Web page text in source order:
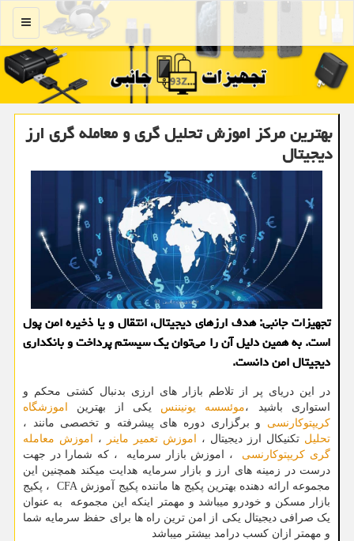
منو
بهترین مرکز اموزش تحلیل گری و معامله گری ارز
دیجیتال
تجهیزات جانبی: هدف ارزهای دیجیتال، انتقال و یا ذخیره امن پول
است. به همین دلیل آن را می‌توان یک سیستم پرداخت و بانکداری
دیجیتال امن دانست.
در این دریای پر از تلاطم بازار های ارزی بدنبال کشتی محکم و
استواری باشید ،موئسسه یونیننس یکی از بهترین
اموزشگاه
کریپتوکارنسی و برگزاری دوره های پیشرفته و تخصصی مانند ،
تحلیل تکنیکال ارز دیجیتال ، اموزش تعمیر ماینر ،
اموزش معامله
گری کریپتوکارنسی ، اموزش بازار سرمایه ، که شمارا در جهت
درست در زمینه های ارز و بازار سرمایه هدایت میکند همچنین این
مجموعه ارائه دهنده بهترین پکیج ها ماننده پکیج آموزش CFA ، پکیج
بازار مسکن و خودرو میباشد و مهمتر اینکه این مجموعه به عنوان
یک صرافی دیجیتال یکی از امن ترین راه ها برای حفظ سرمایه شما
و مهمتر ازان کسب درامد بیشتر میباشد